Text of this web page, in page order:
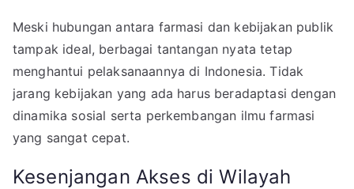
Meski hubungan antara farmasi dan kebijakan publik
tampak ideal, berbagai tantangan nyata tetap
menghantui pelaksanaannya di Indonesia. Tidak
jarang kebijakan yang ada harus beradaptasi dengan
dinamika sosial serta perkembangan ilmu farmasi
yang sangat cepat.
Kesenjangan Akses di Wilayah